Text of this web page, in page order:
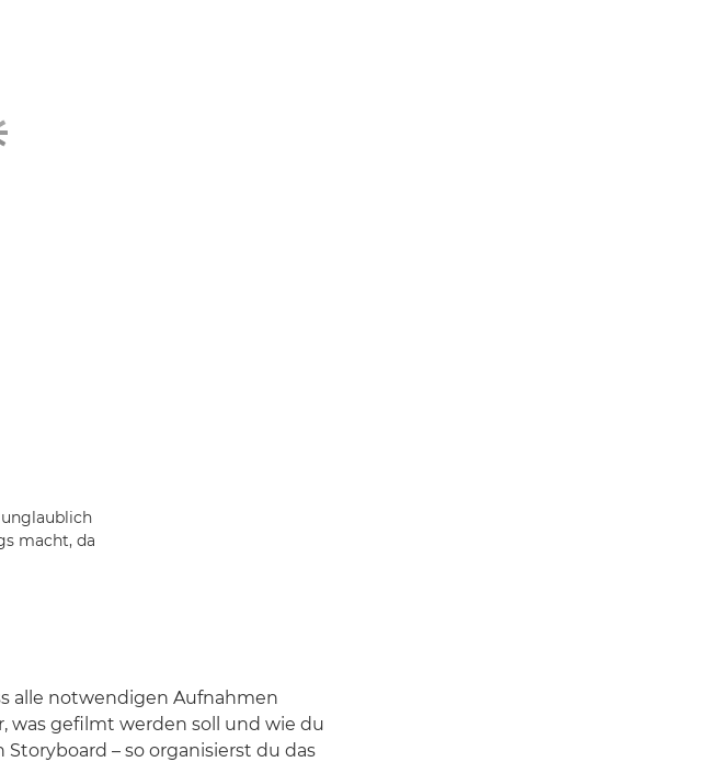
macht, da
alle notwendigen Aufnahmen
was gefilmt werden soll und wie du
– so organisierst du das